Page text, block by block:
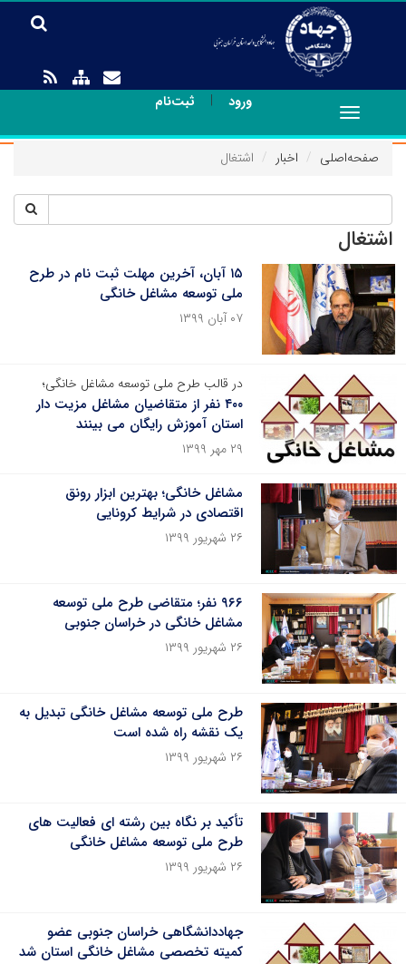
ورود | ثبت‌نام
Toggle
navigation
صفحه‌اصلی
اخبار اشتغال
اشتغال
۱۵ آبان‌، آخرین مهلت ثبت نام در طرح
ملی توسعه مشاغل خانگی
۰۷ آبان ۱۳۹۹
در قالب طرح ملی توسعه مشاغل خانگی؛
۴۰۰ نفر از متقاضیان مشاغل مزیت دار
استان آموزش رایگان می بینند
۲۹ مهر ۱۳۹۹
مشاغل خانگی؛ بهترین ابزار رونق
اقتصادی در شرایط کرونایی
۲۶ شهریور ۱۳۹۹
۹۶۶ نفر؛ متقاضی طرح ملی توسعه
مشاغل خانگی در خراسان جنوبی
۲۶ شهریور ۱۳۹۹
طرح ملی توسعه مشاغل خانگی تبدیل به
یک نقشه راه شده است
۲۶ شهریور ۱۳۹۹
تأکید بر نگاه بین رشته ای فعالیت های
طرح ملی توسعه مشاغل خانگی
۲۶ شهریور ۱۳۹۹
جهاددانشگاهی خراسان جنوبی عضو
کمیته تخصصی مشاغل خانگی استان شد